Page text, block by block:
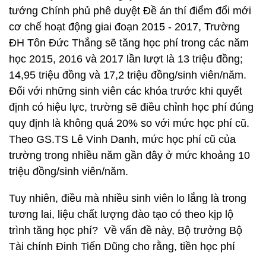
tướng Chính phủ phê duyệt Đề án thí điểm đổi mới
cơ chế hoạt động giai đoạn 2015 - 2017, Trường
ĐH Tôn Đức Thắng sẽ tăng học phí trong các năm
học 2015, 2016 và 2017 lần lượt là 13 triệu đồng;
14,95 triệu đồng và 17,2 triệu đồng/sinh viên/năm.
Đối với những sinh viên các khóa trước khi quyết
định có hiệu lực, trường sẽ điều chỉnh học phí đúng
quy định là không quá 20% so với mức học phí cũ.
Theo GS.TS Lê Vinh Danh, mức học phí cũ của
trường trong nhiều năm gần đây ở mức khoảng 10
triệu đồng/sinh viên/năm.
Tuy nhiên, điều mà nhiều sinh viên lo lắng là trong
tương lai, liệu chất lượng đào tạo có theo kịp lộ
trình tăng học phí? Về vấn đề này, Bộ trưởng Bộ
Tài chính Đinh Tiến Dũng cho rằng, tiền học phí